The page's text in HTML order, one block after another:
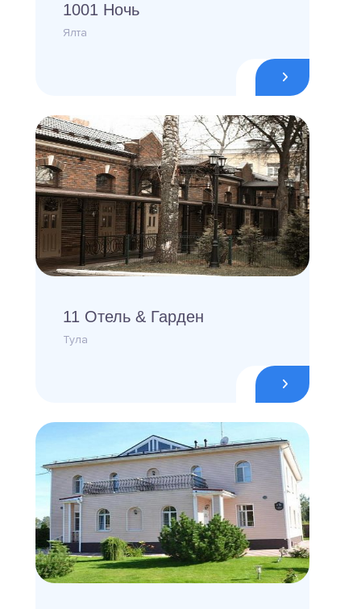
1001 Ночь
Ялта
11 Отель & Гарден
Тула